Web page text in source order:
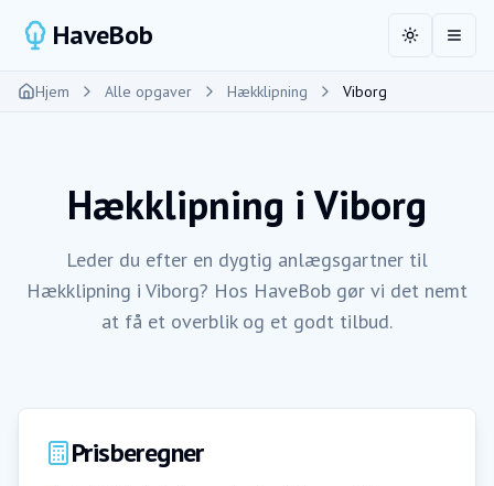
HaveBob ToggleÅbn
Hjem Alle opgaver Hækklipning Viborg
Hækklipning iViborg
Leder du efter en dygtig anlægsgartner til
Hækklipning i Viborg? Hos HaveBob gør vi det nemt
at få et overblik og et godt tilbud.
Prisberegner